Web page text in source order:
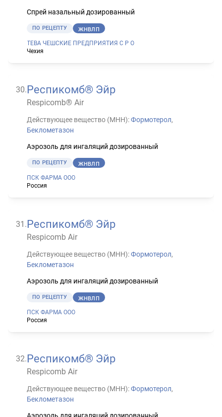
Спрей назальный дозированный
ПО РЕЦЕПТУ ЖНВЛП
ТЕВА ЧЕШСКИЕ ПРЕДПРИЯТИЯ С Р О
Чехия
30.Респикомб® Эйр
Respicomb® Air
Действующее вещество (МНН):Формотерол,
Беклометазон
Аэрозоль для ингаляций дозированный
ПО РЕЦЕПТУ ЖНВЛП
ПСК ФАРМА ООО
Россия
31 .Респикомб® Эйр
Respicomb Air
Действующее вещество (МНН):Формотерол,
Беклометазон
Аэрозоль для ингаляций дозированный
ПО РЕЦЕПТУ ЖНВЛП
ПСК ФАРМА ООО
Россия
32.Респикомб® Эйр
Respicomb Air
Действующее вещество (МНН):Формотерол,
Беклометазон
Аэрозоль для ингаляций дозированный